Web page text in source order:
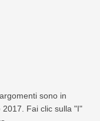
sono in
Fai clic sulla "I"